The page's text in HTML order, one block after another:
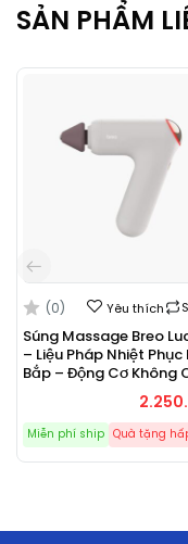
SẢN PHẨM
(0) Yêu thích
Súng Massage Breo
– Liệu Pháp Nhiệt Phục
Bắp – Động Cơ Không
Miễn phí ship Quà tặng